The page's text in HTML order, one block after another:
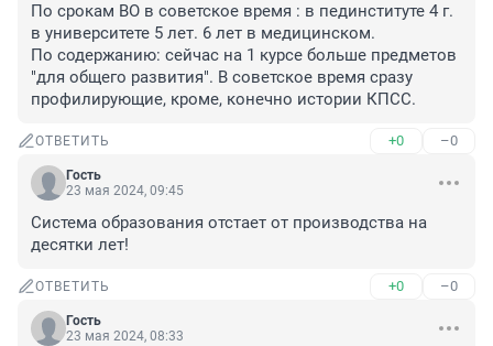
По срокам ВО в советское время : в пединституте 4 г.
в университете 5 лет. 6 лет в медицинском.
По содержанию: сейчас на 1 курсе больше предметов
"для общего развития". В советское время сразу
профилирующие, кроме, конечно истории КПСС.
ОТВЕТИТЬ +0 –0
Гость
23 мая 2024, 09:45
Система образования отстает от производства на
десятки лет!
ОТВЕТИТЬ +0 –0
Гость
23 мая 2024, 08:33